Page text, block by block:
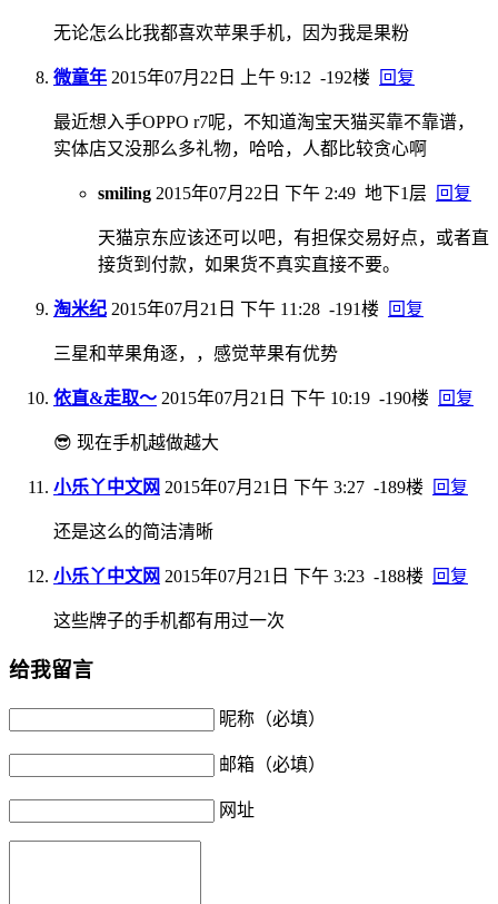
无论怎么比我都喜欢苹果手机，因为我是果粉
微童年 2015年07月22日 上午 9:12 -192楼 回复
最近想入手OPPO r7呢，不知道淘宝天猫买靠不靠谱，
实体店又没那么多礼物，哈哈，人都比较贪心啊
smiling 2015年07月22日 下午 2:49 地下1层 回复
天猫京东应该还可以吧，有担保交易好点，或者直
接货到付款，如果货不真实直接不要。
淘米纪 2015年07月21日 下午 11:28 -191楼 回复
三星和苹果角逐，，感觉苹果有优势
依直&走取～ 2015年07月21日 下午 10:19 -190楼 回复
😎 现在手机越做越大
小乐丫中文网 2015年07月21日 下午 3:27 -189楼 回复
还是这么的简洁清晰
小乐丫中文网 2015年07月21日 下午 3:23 -188楼 回复
这些牌子的手机都有用过一次
给我留言
昵称（必填）
邮箱（必填）
网址